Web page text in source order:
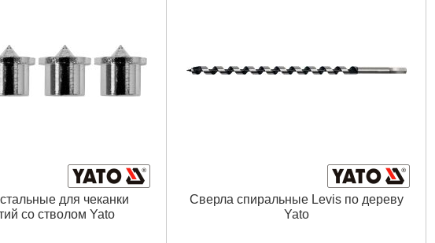
для чеканки
со стволом Yato
Сверла спиральные Levis по дереву
Yato